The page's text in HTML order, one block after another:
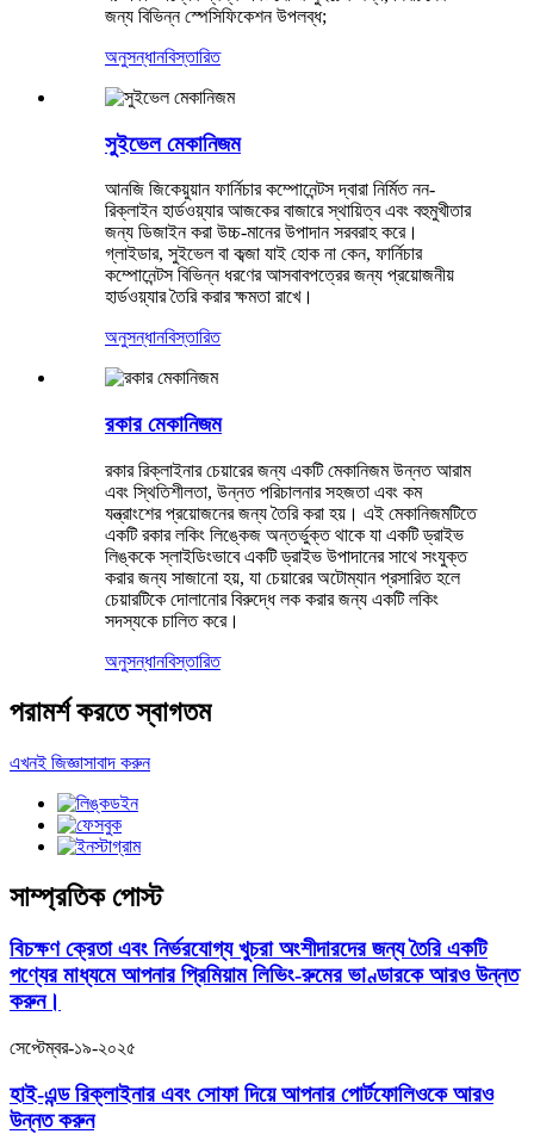
জন্য বিভিন্ন স্পেসিফিকেশন উপলব্ধ;
অনুসন্ধানবিস্তারিত
সুইভেল মেকানিজম
আনজি জিকেয়ুয়ান ফার্নিচার কম্পোনেন্টস দ্বারা নির্মিত নন-
রিক্লাইন হার্ডওয়্যার আজকের বাজারে স্থায়িত্ব এবং বহুমুখীতার
জন্য ডিজাইন করা উচ্চ-মানের উপাদান সরবরাহ করে।
গ্লাইডার, সুইভেল বা কব্জা যাই হোক না কেন, ফার্নিচার
কম্পোনেন্টস বিভিন্ন ধরণের আসবাবপত্রের জন্য প্রয়োজনীয়
হার্ডওয়্যার তৈরি করার ক্ষমতা রাখে।
অনুসন্ধানবিস্তারিত
রকার মেকানিজম
রকার রিক্লাইনার চেয়ারের জন্য একটি মেকানিজম উন্নত আরাম
এবং স্থিতিশীলতা, উন্নত পরিচালনার সহজতা এবং কম
যন্ত্রাংশের প্রয়োজনের জন্য তৈরি করা হয়। এই মেকানিজমটিতে
একটি রকার লকিং লিঙ্কেজ অন্তর্ভুক্ত থাকে যা একটি ড্রাইভ
লিঙ্ককে স্লাইডিংভাবে একটি ড্রাইভ উপাদানের সাথে সংযুক্ত
করার জন্য সাজানো হয়, যা চেয়ারের অটোম্যান প্রসারিত হলে
চেয়ারটিকে দোলানোর বিরুদ্ধে লক করার জন্য একটি লকিং
সদস্যকে চালিত করে।
অনুসন্ধানবিস্তারিত
পরামর্শ করতে স্বাগতম
এখনই জিজ্ঞাসাবাদ করুন
সাম্প্রতিক পোস্ট
বিচক্ষণ ক্রেতা এবং নির্ভরযোগ্য খুচরা অংশীদারদের জন্য তৈরি একটি
পণ্যের মাধ্যমে আপনার প্রিমিয়াম লিভিং-রুমের ভাণ্ডারকে আরও উন্নত
করুন।
সেপ্টেম্বর-১৯-২০২৫
হাই-এন্ড রিক্লাইনার এবং সোফা দিয়ে আপনার পোর্টফোলিওকে আরও
উন্নত করুন